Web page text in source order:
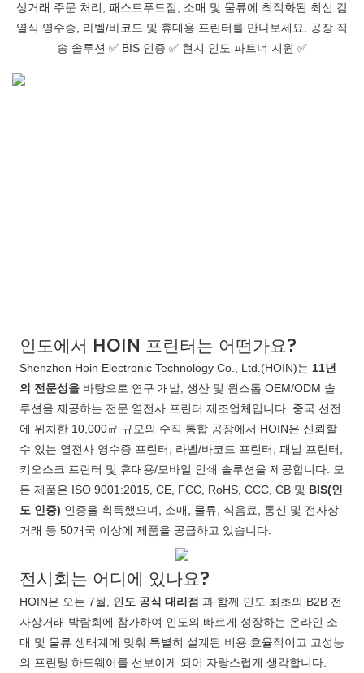
상거래 주문 처리, 패스트푸드점, 소매 및 물류에 최적화된 최신 감
열식 영수증, 라벨/바코드 및 휴대용 프린터를 만나보세요. 공장 직
송 솔루션 ✅ BIS 인증 ✅ 현지 인도 파트너 지원 ✅
인도에서 HOIN 프린터는 어떤가요?
Shenzhen Hoin Electronic Technology Co., Ltd.(HOIN)는 11년
의 전문성을바탕으로 연구 개발, 생산 및 원스톱 OEM/ODM 솔
루션을 제공하는 전문 열전사 프린터 제조업체입니다. 중국 선전
에 위치한 10,000㎡ 규모의 수직 통합 공장에서 HOIN은 신뢰할
수 있는 열전사 영수증 프린터, 라벨/바코드 프린터, 패널 프린터,
키오스크 프린터 및 휴대용/모바일 인쇄 솔루션을 제공합니다. 모
든 제품은 ISO 9001:2015, CE, FCC, RoHS, CCC, CB 및 BIS(인
도 인증) 인증을 획득했으며, 소매, 물류, 식음료, 통신 및 전자상
거래 등 50개국 이상에 제품을 공급하고 있습니다.
전시회는 어디에 있나요?
HOIN은 오는 7월, 인도 공식 대리점 과 함께 인도 최초의 B2B 전
자상거래 박람회에 참가하여 인도의 빠르게 성장하는 온라인 소
매 및 물류 생태계에 맞춰 특별히 설계된 비용 효율적이고 고성능
의 프린팅 하드웨어를 선보이게 되어 자랑스럽게 생각합니다.